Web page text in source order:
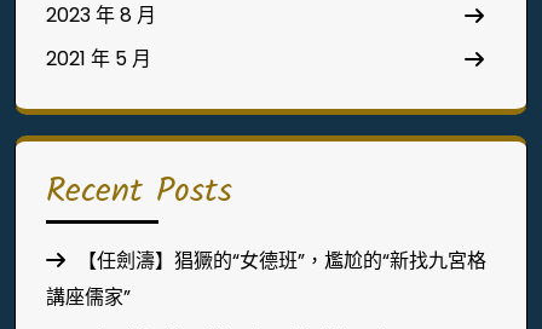
2023 年 8 月
2021 年 5 月
Recent Posts
【任劍濤】猖獗的“女德班”，尷尬的“新找九宮格
講座儒家”